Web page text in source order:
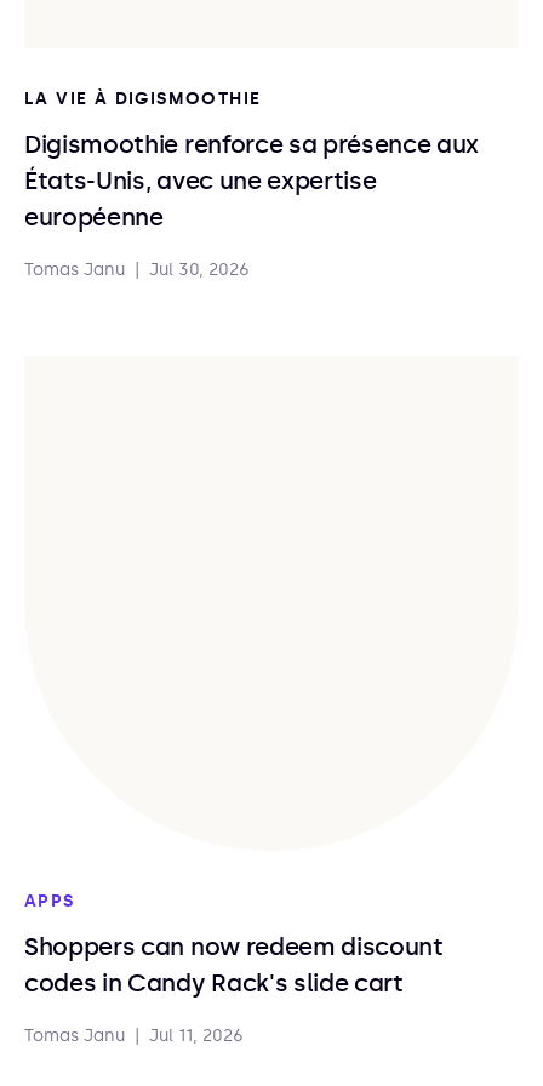
LA VIE À DIGISMOOTHIE
Digismoothie renforce sa présence aux
États-Unis, avec une expertise
européenne
Tomas Janu Jul 30, 2026
APPS
Shoppers can now redeem discount
codes in Candy Rack's slide cart
Tomas Janu Jul 11, 2026